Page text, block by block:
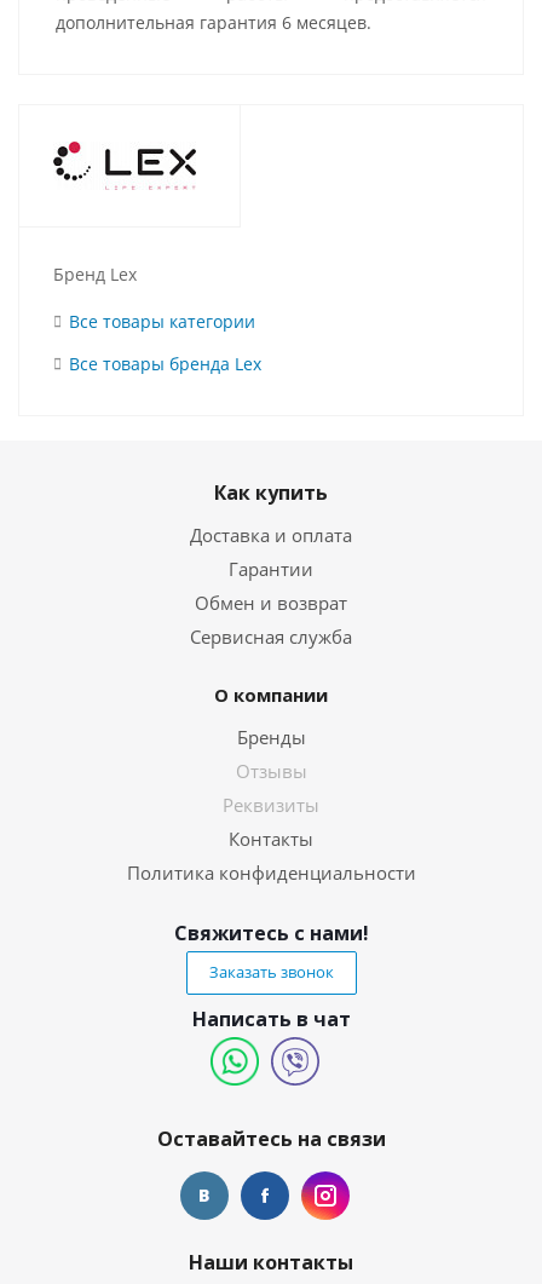
дополнительная гарантия 6 месяцев.
Бренд Lex
Все товары категории
Все товары бренда Lex
Как купить
Доставка и оплата
Гарантии
Обмен и возврат
Сервисная служба
О компании
Бренды
Отзывы
Реквизиты
Контакты
Политика конфиденциальности
Свяжитесь с нами!
Заказать звонок
Написать в чат
Оставайтесь на связи
Наши контакты